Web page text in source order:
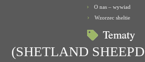
O nas – wywiad
Wzorzec sheltie
Tematy
(SHETLAND